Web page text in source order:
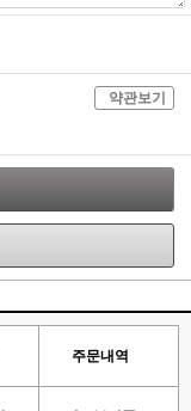
약관보기
주문내역